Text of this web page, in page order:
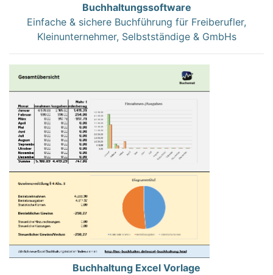
Buchhaltungssoftware
Einfache & sichere Buchführung für Freiberufler,
Kleinunternehmer, Selbstständige & GmbHs
Buchhaltung Excel Vorlage